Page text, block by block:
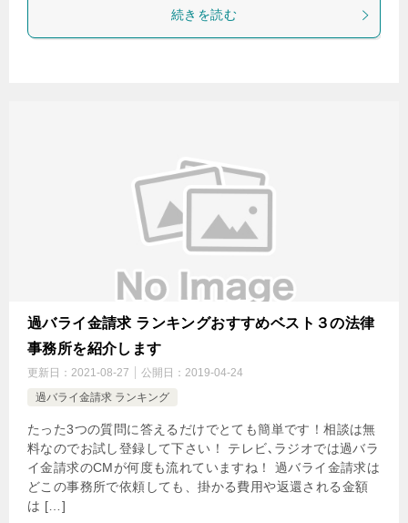
続きを読む
過バライ金請求 ランキングおすすめベスト３の法律
事務所を紹介します
更新日： 2021-08-27 公開日： 2019-04-24
過バライ金請求 ランキング
たった3つの質問に答えるだけでとても簡単です！相談は無
料なのでお試し登録して下さい！ テレビ､ラジオでは過バラ
イ金請求のCMが何度も流れていますね！ 過バライ金請求は
どこの事務所で依頼しても、掛かる費用や返還される金額
は […]